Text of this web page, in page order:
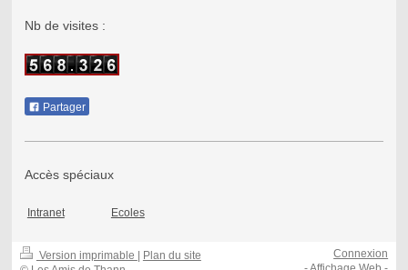
Nb de visites :
Partager
Accès spéciaux
Intranet Ecoles
Version imprimable | Plan du site
Connexion